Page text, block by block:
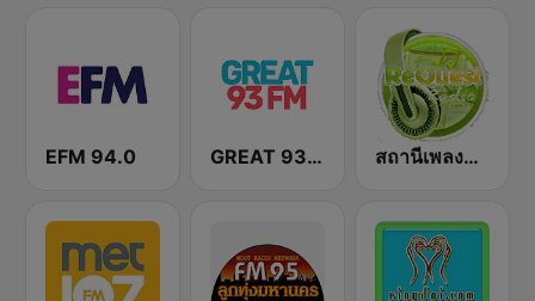
EFM 94.0 GREAT 93 | ONLINE สถานีเพลงสตริง Request Radio